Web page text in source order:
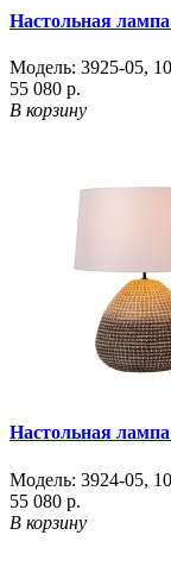
Настольная
Модель: 3925-05, 10
55 080 р.
В корзину
Настольная
Модель: 3924-05, 10
55 080 р.
В корзину